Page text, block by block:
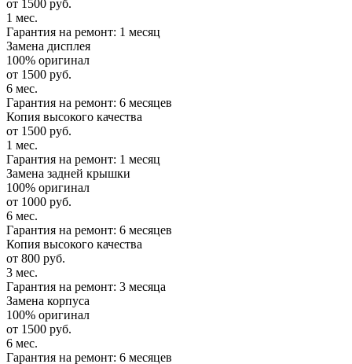
от 1500 руб.
1 мес.
Гарантия на ремонт: 1 месяц
Замена дисплея
100% оригинал
от 1500 руб.
6 мес.
Гарантия на ремонт: 6 месяцев
Копия высокого качества
от 1500 руб.
1 мес.
Гарантия на ремонт: 1 месяц
Замена задней крышки
100% оригинал
от 1000 руб.
6 мес.
Гарантия на ремонт: 6 месяцев
Копия высокого качества
от 800 руб.
3 мес.
Гарантия на ремонт: 3 месяца
Замена корпуса
100% оригинал
от 1500 руб.
6 мес.
Гарантия на ремонт: 6 месяцев